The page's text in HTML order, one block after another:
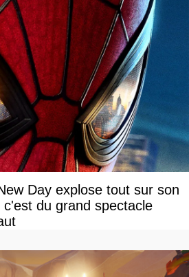
Day explose tout sur son
du grand spectacle